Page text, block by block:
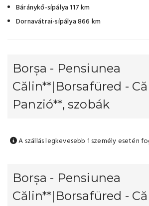
Báránykő-sípálya 117 km
Dornavátrai-sípálya 866 km
Borșa - Pensiunea
Călin**|Borsafüred -
Panzió**, szobák
A szállás legkevesebb 1 személy esetén
Borșa - Pensiunea
Călin**|Borsafüred -